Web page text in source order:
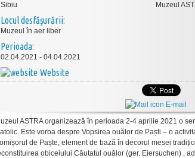
Sibiu
Locul desfăşurării:
Muzeul în aer liber
Perioada:
02.04.2021 - 04.04.2021
Website
Muzeul
E-mail
ASTRA organizează în perioada 2-4 aprilie 2021 o
Este vorba despre Vopsirea ouălor de Paști – o
de Paște, element de bază în decorul mesei
obiceiului Căutatul ouălor (ger. Eiersuchen) ,